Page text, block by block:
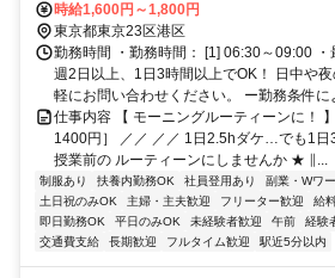
田（東京都）A8口徒歩約6分、ＪＲ山手線
口)徒歩約8分 三田駅 Ａ８出口徒歩4分、田
時給1,600円～1,800円
東京都東京23区港区
勤務時間 ・勤務時間： [1] 06:30～09:00 ・
週2日以上、1日3時間以上でOK！ 日中や
軽にお問い合わせください。 ー勤務条件に
仕事内容 【 モーニングルーティーンに！
1400円］ ／／ ／／ 1日2.5hダケ…でも1
授業前の ルーティーンにしませんか ★ ∥...
制服あり 扶養内勤務OK 社員登用あり 副業・Wワ
土日祝のみOK
主婦・主夫歓迎 フリーター歓迎 給
即日勤務OK
平日のみOK 未経験者歓迎 午前 経験
交通費支給
長期歓迎 フルタイム歓迎 駅近5分以内